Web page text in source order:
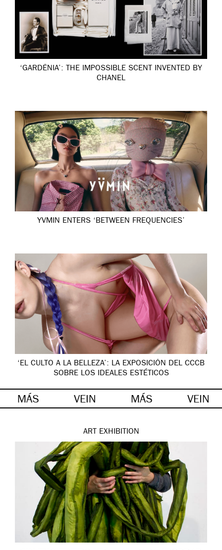
‘GARDÉNIA’: THE IMPOSSIBLE SCENT INVENTED BY
CHANEL
YVMIN ENTERS ‘BETWEEN FREQUENCIES’
‘EL CULTO A LA BELLEZA’: LA EXPOSICIÓN DEL CCCB
SOBRE LOS IDEALES ESTÉTICOS
MÁS VEIN MÁS VEIN
ART EXHIBITION